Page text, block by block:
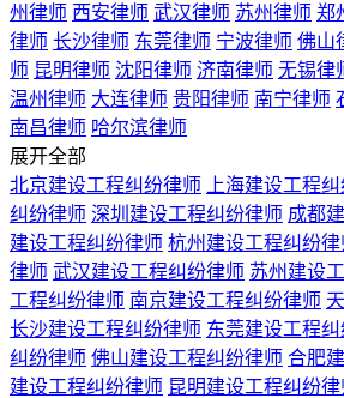
州律师 西安律师 武汉律师 苏州律师 郑
律师 长沙律师 东莞律师 宁波律师 佛山
师 昆明律师 沈阳律师 济南律师 无锡律
温州律师 大连律师 贵阳律师 南宁律师
南昌律师 哈尔滨律师
展开全部
北京建设工程纠纷律师
上海建设工程
纠纷律师 深圳建设工程纠纷律师 成都
建设工程纠纷律师 杭州建设工程纠纷律
律师 武汉建设工程纠纷律师 苏州建设
工程纠纷律师 南京建设工程纠纷律师
长沙建设工程纠纷律师 东莞建设工程
纠纷律师 佛山建设工程纠纷律师 合肥
建设工程纠纷律师 昆明建设工程纠纷律